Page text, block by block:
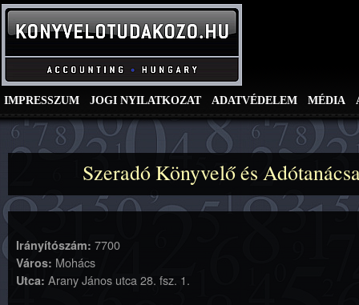
IMPRESSZUM JOGI NYILATKOZAT ADATVÉDELEM MÉDIA
Szeradó Könyvelő és
Irányítószám: 7700
Város: Mohács
Utca: Arany János utca 28. fsz. 1.